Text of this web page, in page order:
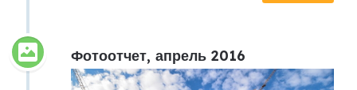
Фотоотчет, апрель 2016